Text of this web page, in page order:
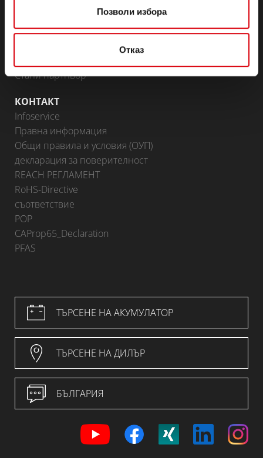
Позволи избора
Отказ
BATTERY KNOWLEDGE
ПАРТНЬОРСКИ ПОРТАЛ
Стани партньор
КОНТАКТ
Infoservice
Правна информация
Общи правила и условия (ОУП)
декларация за поверителност
REACH РЕГЛАМЕНТ
RoHS-Directive
съответствие
POP
CAProp65_Declaration
PFAS
ТЪРСЕНЕ НА АКУМУЛАТОР
ТЪРСЕНЕ НА ДИЛЪР
БЪЛГАРИЯ